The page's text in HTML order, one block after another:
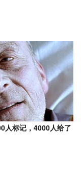
人标记，4000人给了